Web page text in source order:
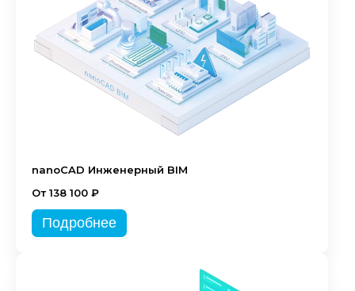
nanoCAD Инженерный BIM
От 138 100 ₽
Подробнее